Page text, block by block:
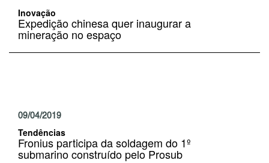
Inovação
Expedição chinesa quer inaugurar a
mineração no espaço
09/04/2019
Tendências
Fronius participa da soldagem do 1º
submarino construído pelo Prosub